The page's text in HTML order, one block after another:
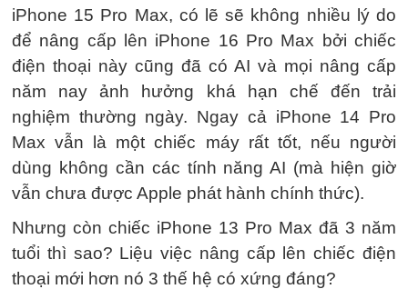
iPhone 15 Pro Max, có lẽ sẽ không nhiều lý do
để nâng cấp lên iPhone 16 Pro Max bởi chiếc
điện thoại này cũng đã có AI và mọi nâng cấp
năm nay ảnh hưởng khá hạn chế đến trải
nghiệm thường ngày. Ngay cả iPhone 14 Pro
Max vẫn là một chiếc máy rất tốt, nếu người
dùng không cần các tính năng AI (mà hiện giờ
vẫn chưa được Apple phát hành chính thức).
Nhưng còn chiếc iPhone 13 Pro Max đã 3 năm
tuổi thì sao? Liệu việc nâng cấp lên chiếc điện
thoại mới hơn nó 3 thế hệ có xứng đáng?